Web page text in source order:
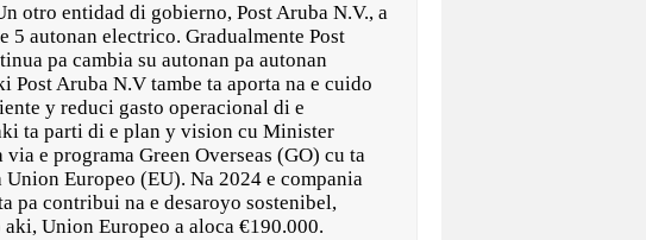
otro entidad di gobierno, Post Aruba N.V., a
5 autonan electrico. Gradualmente Post
pa cambia su autonan pa autonan
Post Aruba N.V tambe ta aporta na e cuido
y reduci gasto operacional di e
ta parti di e plan y vision cu Minister
e programa Green Overseas (GO) cu ta
Europeo (EU). Na 2024 e compania
pa contribui na e desaroyo sostenibel,
Union Europeo a aloca €190.000.